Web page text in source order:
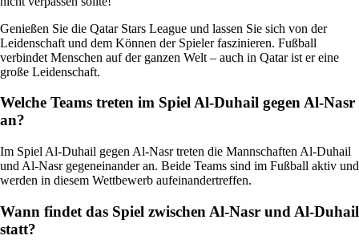
Genießen Sie die Qatar Stars League und lassen Sie sich von der
Leidenschaft und dem Können der Spieler faszinieren. Fußball
verbindet Menschen auf der ganzen Welt – auch in Qatar ist er eine
große Leidenschaft.
Welche Teams treten im Spiel Al-Duhail gegen Al-Nasr
an?
Im Spiel Al-Duhail gegen Al-Nasr treten die Mannschaften Al-Duhail
und Al-Nasr gegeneinander an. Beide Teams sind im Fußball aktiv und
werden in diesem Wettbewerb aufeinandertreffen.
Wann findet das Spiel zwischen Al-Nasr und Al-Duhail
statt?